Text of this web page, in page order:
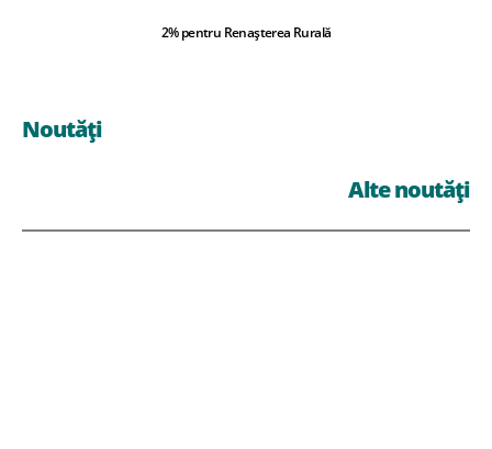
2% pentru Renașterea Rurală
Noutăți
Alte noutăți